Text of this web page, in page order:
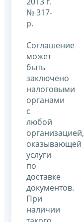
№ 317-
р.
Соглашение
может
быть
заключено
налоговыми
органами
с
любой
организацией,
оказывающей
услуги
по
доставке
документов.
При
наличии